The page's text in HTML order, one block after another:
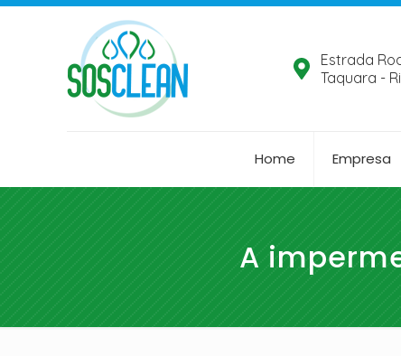
Estrada
Taquara -
Home Empresa
A